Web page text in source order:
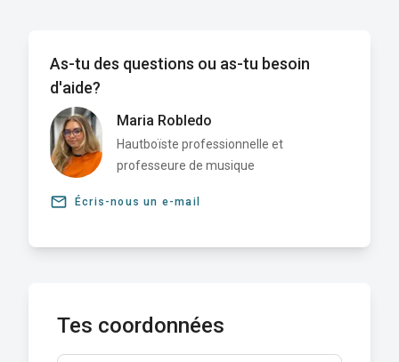
As-tu des questions ou as-tu besoin
d'aide?
Maria Robledo
Hautboïste professionnelle et
professeure de musique
email Écris-nous un e-mail
Tes coordonnées